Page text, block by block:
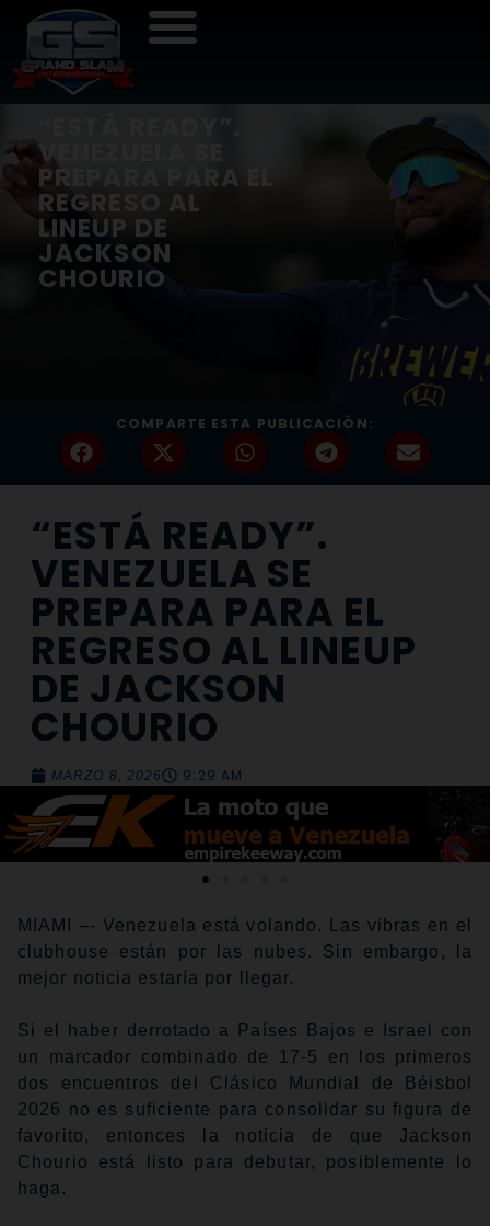
VENEZUELA SE
PREPARA PARA EL
REGRESO AL
LINEUP DE
JACKSON
CHOURIO
COMPARTE ESTA PUBLICACIÓN:
“ESTÁ READY”.
VENEZUELA SE
PREPARA PARA EL
REGRESO AL LINEUP
DE JACKSON
CHOURIO
MARZO 8, 2026 9:29 AM
MIAMI –- Venezuela está volando. Las vibras en el
clubhouse están por las nubes. Sin embargo, la
mejor noticia estaría por llegar.
Si el haber derrotado a Países Bajos e Israel con
un marcador combinado de 17-5 en los primeros
dos encuentros del Clásico Mundial de Béisbol
2026 no es suficiente para consolidar su figura de
favorito, entonces la noticia de que Jackson
Chourio está listo para debutar, posiblemente lo
haga.